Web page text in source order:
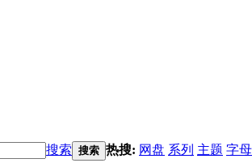
搜索 搜索 热搜: 网盘 系列 主题 字